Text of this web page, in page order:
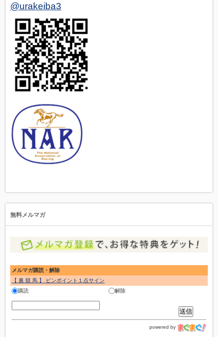
@urakeiba3
無料メルマガ
メルマガ購読・解除
【 裏 競 馬 】 ピンポイント１点サイン
購読
解除
powered by